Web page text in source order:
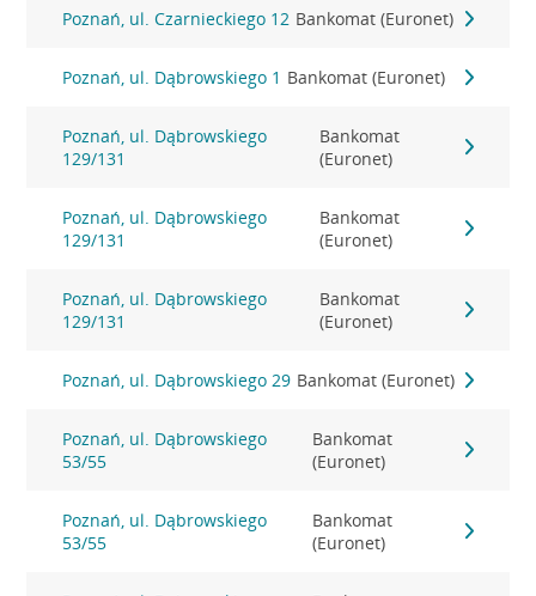
Poznań, ul. Czarnieckiego 12 Bankomat (Euronet)
Poznań, ul. Dąbrowskiego 1 Bankomat (Euronet)
Poznań, ul. Dąbrowskiego
129/131
Bankomat
(Euronet)
Poznań, ul. Dąbrowskiego
129/131
Bankomat
(Euronet)
Poznań, ul. Dąbrowskiego
129/131
Bankomat
(Euronet)
Poznań, ul. Dąbrowskiego 29 Bankomat (Euronet)
Poznań, ul. Dąbrowskiego
53/55
Bankomat
(Euronet)
Poznań, ul. Dąbrowskiego
53/55
Bankomat
(Euronet)